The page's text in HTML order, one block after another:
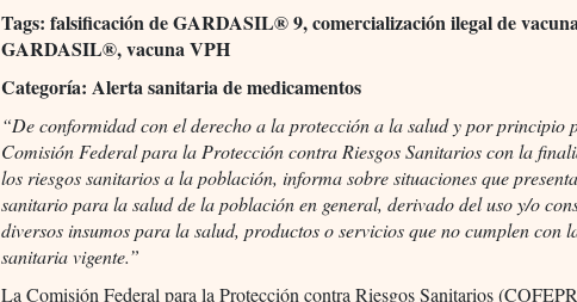
Tags: falsificación de GARDASIL® 9, comercialización ilegal de
GARDASIL®, vacuna VPH
Categoría: Alerta sanitaria de medicamentos
“De conformidad con el derecho a la protección a la salud y por principio
Comisión Federal para la Protección contra Riesgos Sanitarios con la
los riesgos sanitarios a la población, informa sobre situaciones que
sanitario para la salud de la población en general, derivado del uso y/o
diversos insumos para la salud, productos o servicios que no cumplen con
sanitaria vigente.”
La Comisión Federal para la Protección contra Riesgos Sanitarios